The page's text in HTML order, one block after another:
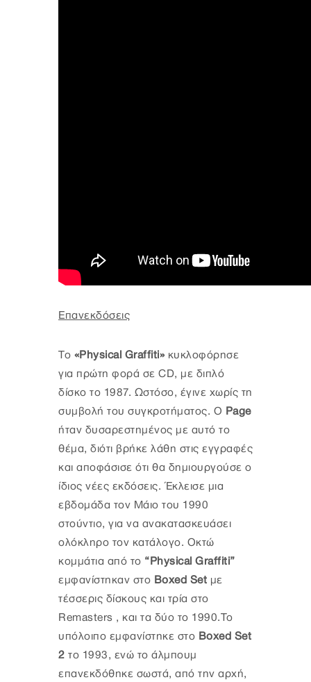
Επανεκδόσεις
Το «Physical Graffiti» κυκλοφόρησε
για πρώτη φορά σε CD, με διπλό
δίσκο το 1987. Ωστόσο, έγινε χωρίς τη
συμβολή του συγκροτήματος. Ο Page
ήταν δυσαρεστημένος με αυτό το
θέμα, διότι βρήκε λάθη στις εγγραφές
και αποφάσισε ότι θα δημιουργούσε ο
ίδιος νέες εκδόσεις. Έκλεισε μια
εβδομάδα τον Μάιο του 1990
στούντιο, για να ανακατασκευάσει
ολόκληρο τον κατάλογο. Οκτώ
κομμάτια από το “Physical Graffiti”
εμφανίστηκαν στο Boxed Set με
τέσσερις δίσκους και τρία στο
Remasters , και τα δύο το 1990.Το
υπόλοιπο εμφανίστηκε στο Boxed Set
2 το 1993, ενώ το άλμπουμ
επανεκδόθηκε σωστά, από την αρχή,